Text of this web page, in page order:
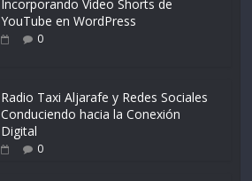
Incorporando Video Shorts de
YouTube en WordPress
0
Radio Taxi Aljarafe y Redes Sociales
Conduciendo hacia la Conexión
Digital
0